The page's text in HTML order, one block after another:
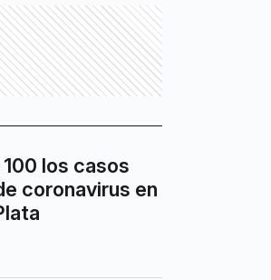
100 los casos
coronavirus en